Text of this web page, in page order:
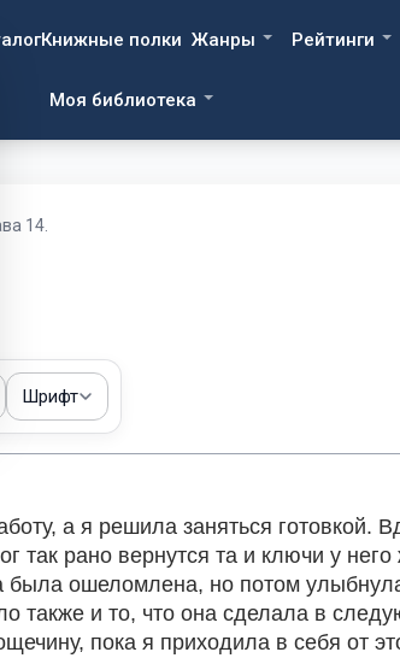
Книжные полки Жанры Рейтинги
Моя библиотека
14.
Шрифт
а я решила заняться готовкой.
так рано вернутся та и ключи у него
была ошеломлена, но потом
также и то, что она сделала в
пока я приходила в себя от